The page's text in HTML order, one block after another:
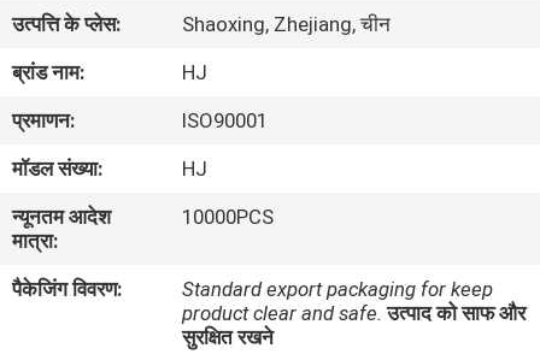
बारे
में
कारखाना
भ्रमण
गुणवत्ता
नियंत्रण
उत्पत्ति के प्लेस:
Shaoxing, Zhejiang, चीन
ब्रांड नाम:
HJ
प्रमाणन:
ISO90001
मॉडल संख्या:
HJ
न्यूनतम आदेश
मात्रा:
10000PCS
पैकेजिंग विवरण:
Standard export packaging for keep
product clear and safe. उत्पाद को साफ और
सुरक्षित रखने